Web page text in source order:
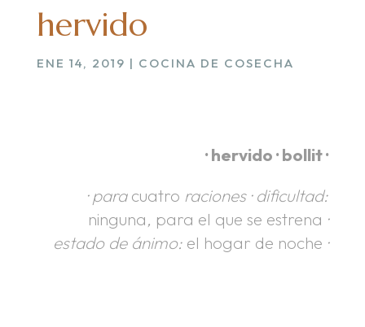
hervido
ENE 14, 2019 | COCINA DE COSECHA
· hervido · bollit ·
· paracuatro raciones · dificultad:
ninguna, para el que se estrena ·
estado de ánimo: el hogar de noche ·